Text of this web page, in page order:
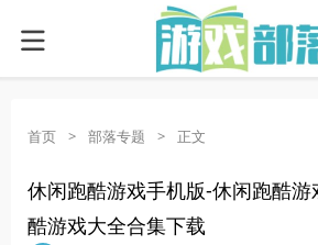
首页 > 部落专题 > 正文
休闲跑酷游戏手机版-休闲跑酷
酷游戏大全合集下载